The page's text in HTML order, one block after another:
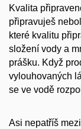
Kvalita
připravuješ
které kvalitu
složení vody a
prášku. Když
vylouhovaných
se ve vodě
Asi nepatříš